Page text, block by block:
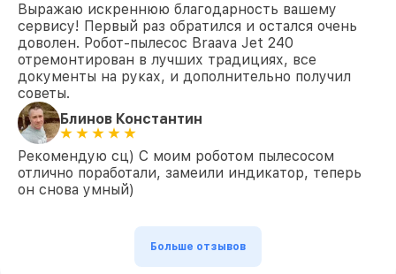
Выражаю искреннюю благодарность вашему
сервису! Первый раз обратился и остался очень
доволен. Робот-пылесос Braava Jet 240
отремонтирован в лучших традициях, все
документы на руках, и дополнительно получил
советы.
Блинов Константин
Рекомендую сц) С моим роботом пылесосом
отлично поработали, замеили индикатор, теперь
он снова умный)
Больше отзывов